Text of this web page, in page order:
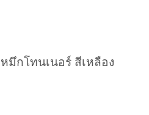
มึกโทนเนอร์ สีเหลือง